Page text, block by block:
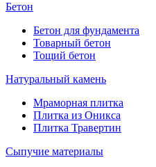
Бетон
Бетон для фундамента
Товарный бетон
Тощий бетон
Натуральный камень
Мраморная плитка
Плитка из Оникса
Плитка Травертин
Сыпучие материалы